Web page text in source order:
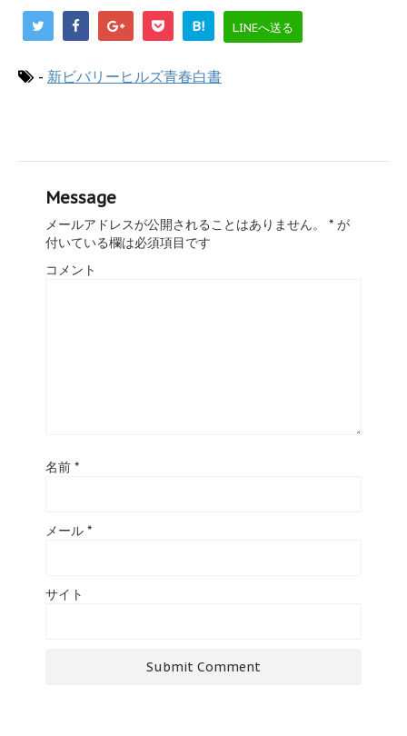
B! LINEへ送る
- 新ビバリーヒルズ青春白書
Message
メールアドレスが公開されることはありません。 * が
付いている欄は必須項目です
コメント
名前 *
メール *
サイト